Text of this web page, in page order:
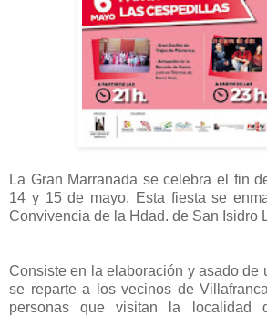
La Gran Marranada se celebra el fin
14 y 15 de mayo. Esta fiesta se
Convivencia de la Hdad. de San Isidro
Consiste en la elaboración y asado de
se reparte a los vecinos de
personas que visitan la localidad